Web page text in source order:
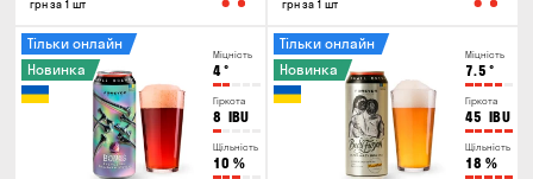
грн за 1 шт грн за 1 шт
Міцність
4°
Гіркота
8 IBU
Щільність
10 %
Тільки онлайн
Новинка
Міцність
7.5 °
Гіркота
45 IBU
Щільність
18 %
Тільки онлайн
Новинка